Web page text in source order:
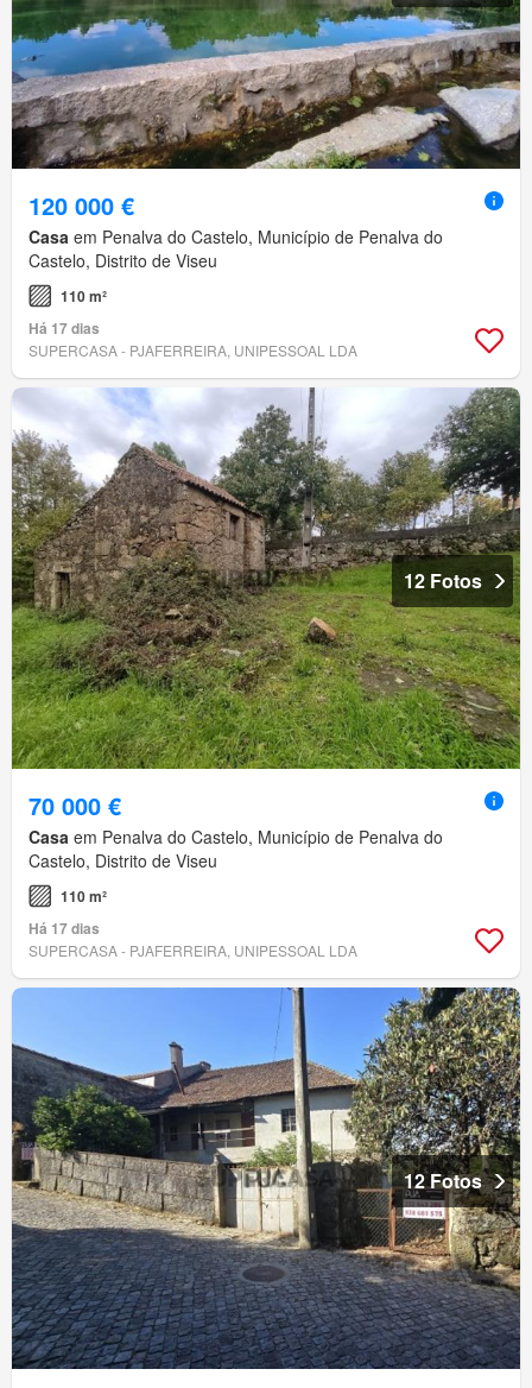
120 000 €
Casa em Penalva do Castelo, Município de Penalva do
Castelo, Distrito de Viseu
110 m²
Há 17 dias
SUPERCASA - PJAFERREIRA, UNIPESSOAL LDA
12 Fotos
70 000 €
Casa em Penalva do Castelo, Município de Penalva do
Castelo, Distrito de Viseu
110 m²
Há 17 dias
SUPERCASA - PJAFERREIRA, UNIPESSOAL LDA
12 Fotos